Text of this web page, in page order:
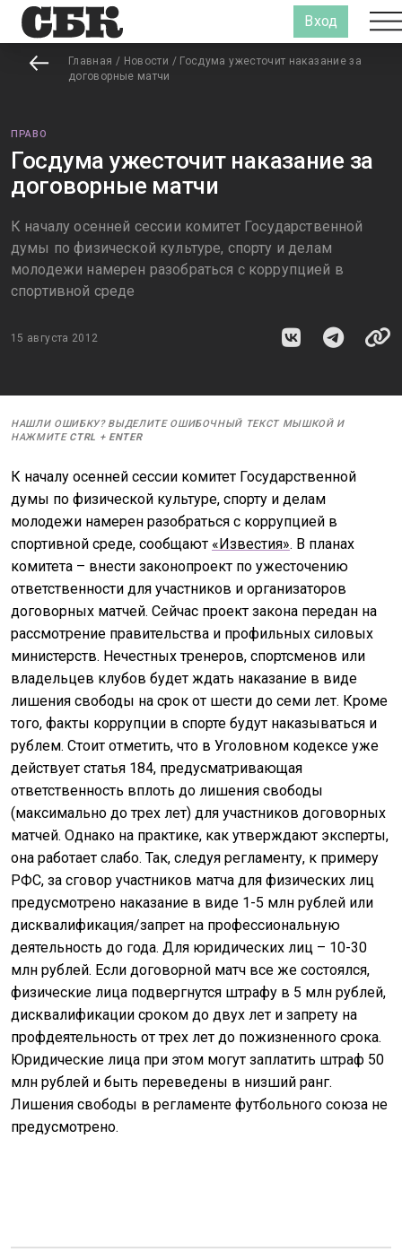
Вход
Главная / Новости / Госдума ужесточит наказание за
договорные матчи
ПРАВО
Госдума ужесточит наказание за
договорные матчи
К началу осенней сессии комитет Государственной
думы по физической культуре, спорту и делам
молодежи намерен разобраться с коррупцией в
спортивной среде
15 августа 2012
НАШЛИ ОШИБКУ? ВЫДЕЛИТЕ ОШИБОЧНЫЙ ТЕКСТ МЫШКОЙ И
НАЖМИТЕ CTRL + ENTER
К началу осенней сессии комитет Государственной
думы по физической культуре, спорту и делам
молодежи намерен разобраться с коррупцией в
спортивной среде, сообщают «Известия». В планах
комитета – внести законопроект по ужесточению
ответственности для участников и организаторов
договорных матчей. Сейчас проект закона передан на
рассмотрение правительства и профильных силовых
министерств. Нечестных тренеров, спортсменов или
владельцев клубов будет ждать наказание в виде
лишения свободы на срок от шести до семи лет. Кроме
того, факты коррупции в спорте будут наказываться и
рублем. Стоит отметить, что в Уголовном кодексе уже
действует статья 184, предусматривающая
ответственность вплоть до лишения свободы
(максимально до трех лет) для участников договорных
матчей. Однако на практике, как утверждают эксперты,
она работает слабо. Так, следуя регламенту, к примеру
РФС, за сговор участников матча для физических лиц
предусмотрено наказание в виде 1-5 млн рублей или
дисквалификация/запрет на профессиональную
деятельность до года. Для юридических лиц – 10-30
млн рублей. Если договорной матч все же состоялся,
физические лица подвергнутся штрафу в 5 млн рублей,
дисквалификации сроком до двух лет и запрету на
профдеятельность от трех лет до пожизненного срока.
Юридические лица при этом могут заплатить штраф 50
млн рублей и быть переведены в низший ранг.
Лишения свободы в регламенте футбольного союза не
предусмотрено.